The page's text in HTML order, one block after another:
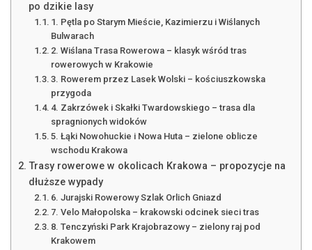
po dzikie lasy
1. Pętla po Starym Mieście, Kazimierzu i Wiślanych
Bulwarach
2. Wiślana Trasa Rowerowa – klasyk wśród tras
rowerowych w Krakowie
3. Rowerem przez Lasek Wolski – kościuszkowska
przygoda
4. Zakrzówek i Skałki Twardowskiego – trasa dla
spragnionych widoków
5. Łąki Nowohuckie i Nowa Huta – zielone oblicze
wschodu Krakowa
Trasy rowerowe w okolicach Krakowa – propozycje na
dłuższe wypady
6. Jurajski Rowerowy Szlak Orlich Gniazd
7. Velo Małopolska – krakowski odcinek sieci tras
8. Tenczyński Park Krajobrazowy – zielony raj pod
Krakowem